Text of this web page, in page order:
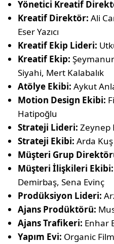
Yönetici Kreatif
Kreatif Direktör: Ali
Eser Yazıcı
Kreatif Ekip Lideri:
Kreatif Ekip:
Siyahi, Mert Kalabalık
Atölye Ekibi: Aykut
Motion Design Ekibi:
Hatipoğlu
Strateji Lideri: Zeynep
Strateji Ekibi: Arda Kuş
Müşteri Grup
Müşteri İlişkileri Ekibi:
Demirbaş, Sena Evinç
Prodüksiyon Lideri:
Ajans Prodüktörü:
Ajans Trafikeri: Enhar
Yapım Evi: Organic Film